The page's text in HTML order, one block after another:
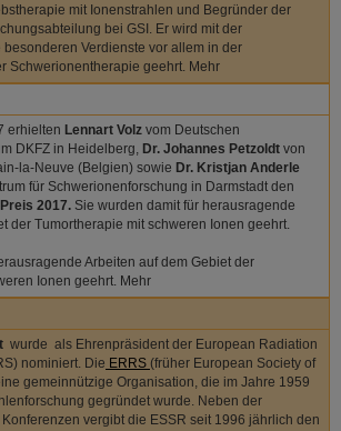
mit Ionenstrahlen und Begründer der
bei GSI. Er wird mit der
besonderen Verdienste vor allem in der
Schwerionentherapie geehrt. Mehr
erhielten Lennart Volz vom Deutschen
DKFZ in Heidelberg, Dr. Johannes Petzoldt von
la-Neuve (Belgien) sowie Dr. Kristjan Anderle
für Schwerionenforschung in Darmstadt den
2017. Sie wurden damit für herausragende
der Tumortherapie mit schweren Ionen geehrt.
Arbeiten auf dem Gebiet der
Ionen geehrt. Mehr
wurde als Ehrenpräsident der European Radiation
nominiert. Die ERRS (früher European Society of
gemeinnützige Organisation, die im Jahre 1959
gegründet wurde. Neben der
vergibt die ESSR seit 1996 jährlich den